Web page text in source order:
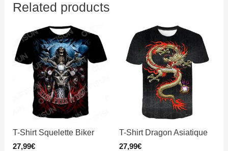
Related products
T-Shirt Squelette Biker
27,99€
T-Shirt Dragon Asiatique
27,99€